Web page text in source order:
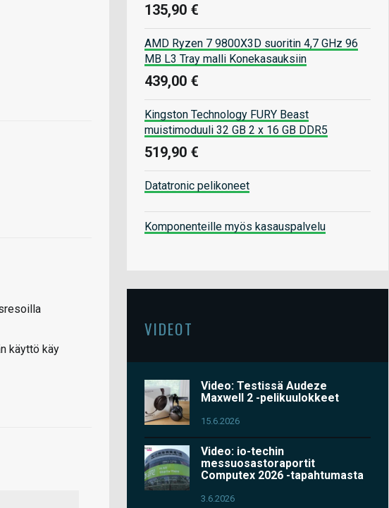
käyttö käy
135,90 €
AMD Ryzen 7 9800X3D suoritin 4,7 GHz 96
MB L3 Tray malli Konekasauksiin
439,00 €
Kingston Technology FURY Beast
muistimoduuli 32 GB 2 x 16 GB DDR5
519,90 €
Datatronic pelikoneet
Komponenteille myös kasauspalvelu
VIDEOT
Video: Testissä Audeze
Maxwell 2 -pelikuulokkeet
15.6.2026
Video: io-techin
messuosastoraportit
Computex 2026 -tapahtumasta
3.6.2026